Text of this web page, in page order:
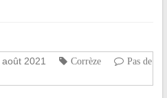
août 2021 Corrèze
Pas de